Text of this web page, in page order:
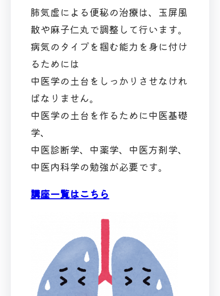
肺気虚による便秘の治療は、玉屏風
散や麻子仁丸で調整して行います。
病気のタイプを掴む能力を身に付け
るためには
中医学の土台をしっかりさせなけれ
ばなりません。
中医学の土台を作るために中医基礎
学、
中医診断学、中薬学、中医方剤学、
中医内科学の勉強が必要です。
講座一覧はこちら